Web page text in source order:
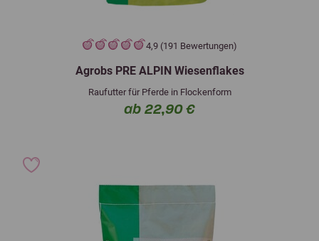
4,9 (191 Bewertungen)
Agrobs PRE ALPIN Wiesenflakes
Raufutter für Pferde in Flockenform
ab 22,90 €